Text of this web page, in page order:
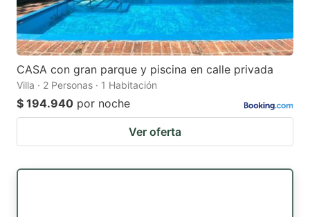
CASA con gran parque y piscina en calle privada
Villa · 2 Personas · 1 Habitación
$ 194.940 por noche
Ver oferta